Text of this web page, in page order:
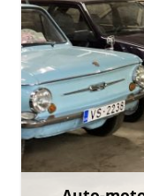
+371